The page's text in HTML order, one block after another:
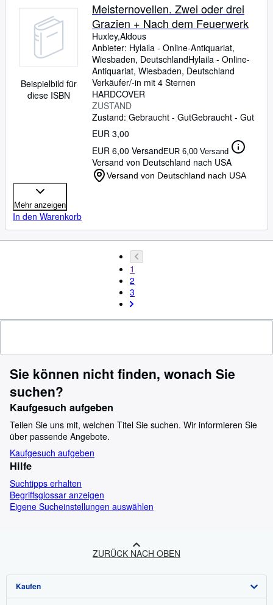
Beispielbild für
diese ISBN
Meisternovellen. Zwei oder drei
Grazien + Nach dem Feuerwerk
Huxley,Aldous
Anbieter: Hylaila - Online-Antiquariat,
Wiesbaden, DeutschlandHylaila - Online-
Antiquariat, Wiesbaden, Deutschland
Verkäufer/-in mit 4 Sternen
HARDCOVER
ZUSTAND
Zustand: Gebraucht - GutGebraucht - Gut
EUR 3,00
EUR 6,00 VersandEUR 6,00 Versand
Versand von Deutschland nach USA
Versand von Deutschland nach USA
Mehr anzeigen
In den Warenkorb
1
2
3
Sie können nicht finden, wonach Sie
suchen?
Kaufgesuch aufgeben
Teilen Sie uns mit, welchen Titel Sie suchen. Wir informieren Sie
über passende Angebote.
Kaufgesuch aufgeben
Hilfe
Suchtipps erhalten
Begriffsglossar anzeigen
Eigene Sucheinstellungen auswählen
ZURÜCK NACH OBEN
Kaufen